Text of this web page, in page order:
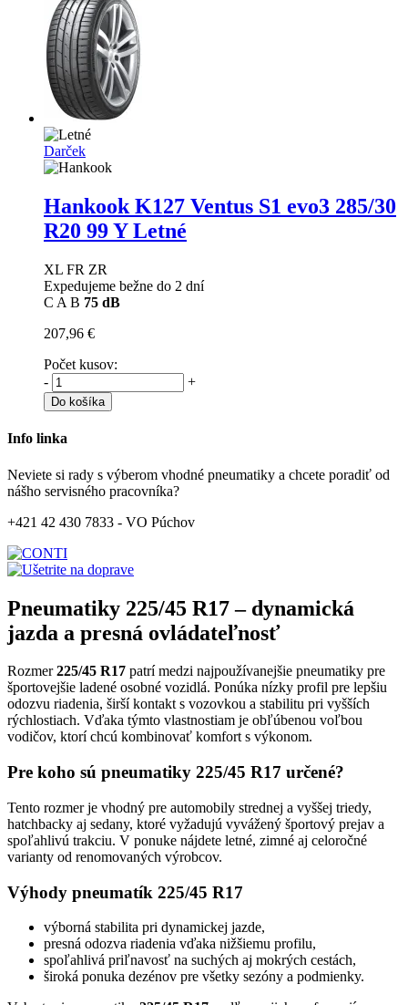
Darček
Hankook K127 Ventus S1 evo3 285/30
R20 99 Y Letné
XL FR ZR
Expedujeme bežne do 2 dní
C A B 75 dB
207,96 €
Počet kusov:
-
+
Do košíka
Info linka
Neviete si rady s výberom vhodné pneumatiky a chcete poradiť od
nášho servisného pracovníka?
+421 42 430 7833 - VO Púchov
Pneumatiky 225/45 R17 – dynamická
jazda a presná ovládateľnosť
Rozmer225/45 R17 patrí medzi najpoužívanejšie pneumatiky pre
športovejšie ladené osobné vozidlá. Ponúka nízky profil pre lepšiu
odozvu riadenia, širší kontakt s vozovkou a stabilitu pri vyšších
rýchlostiach. Vďaka týmto vlastnostiam je obľúbenou voľbou
vodičov, ktorí chcú kombinovať komfort s výkonom.
Pre koho sú pneumatiky 225/45 R17 určené?
Tento rozmer je vhodný pre automobily strednej a vyššej triedy,
hatchbacky aj sedany, ktoré vyžadujú vyvážený športový prejav a
spoľahlivú trakciu. V ponuke nájdete letné, zimné aj celoročné
varianty od renomovaných výrobcov.
Výhody pneumatík 225/45 R17
výborná stabilita pri dynamickej jazde,
presná odozva riadenia vďaka nižšiemu profilu,
spoľahlivá priľnavosť na suchých aj mokrých cestách,
široká ponuka dezénov pre všetky sezóny a podmienky.